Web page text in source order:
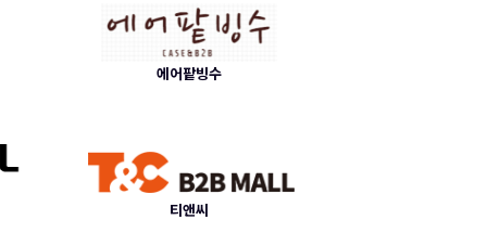
에어팥빙수
티앤씨